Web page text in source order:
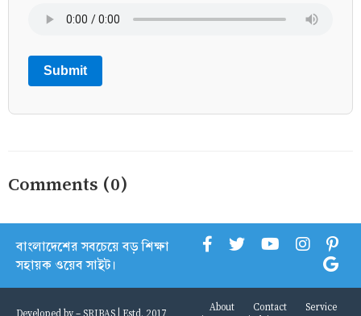
Submit
Comments (0)
বাংলাদেশের সবচেয়ে বড় শিক্ষা
সহায়ক ওয়েব সাইট।
Developed by - SRIBAS | Estd. 2017 About Contact
Service